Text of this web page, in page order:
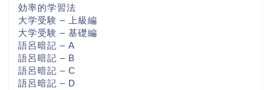
効率的学習法
大学受験 – 上級編
大学受験 – 基礎編
語呂暗記 – A
語呂暗記 – B
語呂暗記 – C
語呂暗記 – D